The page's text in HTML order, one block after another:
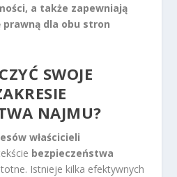
a także zapewniają
prawną dla obu stron
SWOJE
NAJMU?
właścicieli
bezpieczeństwa
Istnieje kilka efektywnych